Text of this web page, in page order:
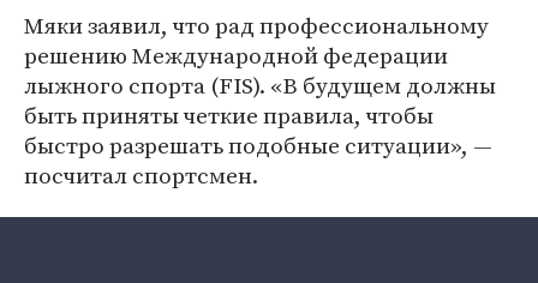
Мяки заявил, что рад профессиональному
решению Международной федерации
лыжного спорта (FIS). «В будущем должны
быть приняты четкие правила, чтобы
быстро разрешать подобные ситуации», —
посчитал спортсмен.